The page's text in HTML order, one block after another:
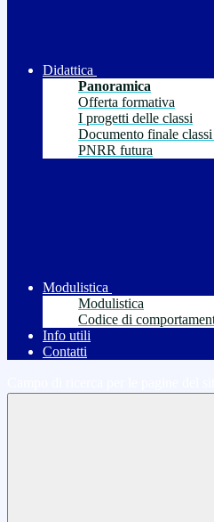
Didattica
Panoramica
Offerta formativa
I progetti delle classi
Documento finale
PNRR futura
Modulistica
Modulistica
Codice di
Info utili
Contatti